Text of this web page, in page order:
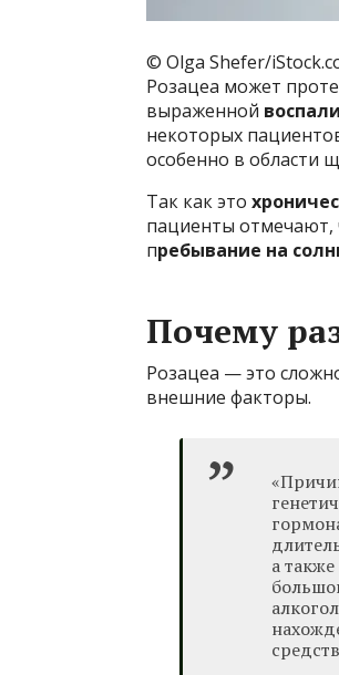
© Olga Shefer/
Розацеа может
выраженной
некоторых
особенно в области
Так как это
пациенты отмечают,
пребывание на
Почему
Розацеа — это
внешние факторы.
а